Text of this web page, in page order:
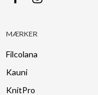
MÆRKER
Filcolana
Kauni
KnitPro